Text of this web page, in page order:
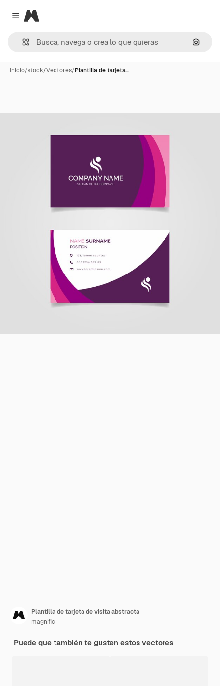
Close menu
Magnific
Inicio/stock/Vectores/Plantilla de tarjeta…
Plantilla de tarjeta de visita abstracta
magnific
Puede que también te gusten estos vectores